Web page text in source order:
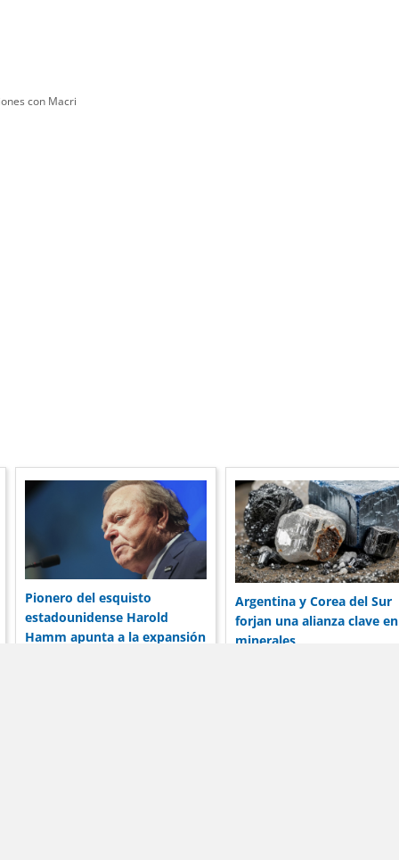
con Macri
Pionero del esquisto
estadounidense Harold
Hamm apunta a la expansión
Argentina y Corea del Sur
forjan una alianza clave en
minerales